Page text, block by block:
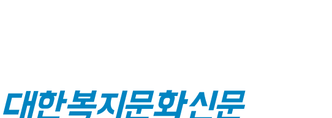
대한복지문화신문